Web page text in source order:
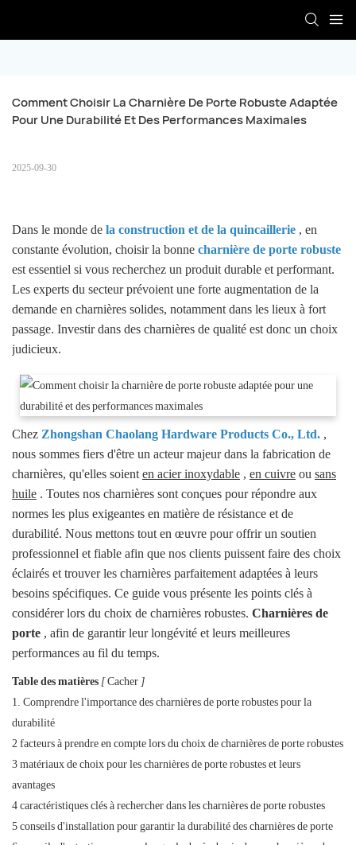
Comment Choisir La Charnière De Porte Robuste Adaptée
Pour Une Durabilité Et Des Performances Maximales
2025-09-30
Dans le monde de la construction et de la quincaillerie , en
constante évolution, choisir la bonne charnière de porte robuste
est essentiel si vous recherchez un produit durable et performant.
Les experts du secteur prévoient une forte augmentation de la
demande en charnières solides, notamment dans les lieux à fort
passage. Investir dans des charnières de qualité est donc un choix
judicieux.
Chez Zhongshan Chaolang Hardware Products Co., Ltd. ,
nous sommes fiers d'être un acteur majeur dans la fabrication de
charnières, qu'elles soienten acier inoxydable , en cuivre ou sans
huile . Toutes nos charnières sont conçues pour répondre aux
normes les plus exigeantes en matière de résistance et de
durabilité. Nous mettons tout en œuvre pour offrir un soutien
professionnel et fiable afin que nos clients puissent faire des choix
éclairés et trouver les charnières parfaitement adaptées à leurs
besoins spécifiques. Ce guide vous présente les points clés à
considérer lors du choix de charnières robustes. Charnières de
porte , afin de garantir leur longévité et leurs meilleures
performances au fil du temps.
Table des matières [Cacher ]
1. Comprendre l'importance des charnières de porte robustes pour la
durabilité
2 facteurs à prendre en compte lors du choix de charnières de porte robustes
3 matériaux de choix pour les charnières de porte robustes et leurs
avantages
4 caractéristiques clés à rechercher dans les charnières de porte robustes
5 conseils d'installation pour garantir la durabilité des charnières de porte